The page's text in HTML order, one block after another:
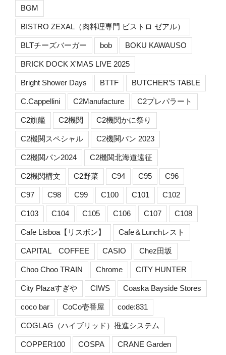
BGM
BISTRO ZEXAL（肉料理専門 ビストロ ゼアル）
BLTチーズバーガー bob BOKU KAWAUSO
BRICK DOCK X'MAS LIVE 2025
Bright Shower Days BTTF BUTCHER’S TABLE
C.Cappellini C2Manufacture C2プレパラート
C2旗艦 C2機関 C2機関かに祭り
C2機関スペシャル C2機関パン 2023
C2機関パン2024 C2機関北海道遠征
C2機関構文 C2野菜 C94 C95 C96
C97 C98 C99 C100 C101 C102
C103 C104 C105 C106 C107 C108
Cafe Lisboa【リスボン】 Cafe＆Lunchレスト
CAPITAL COFFEE CASIO Chez田坂
Choo Choo TRAIN Chrome CITY HUNTER
City Plazaすぎや CIWS Coaska Bayside Stores
coco bar CoCo壱番屋 code:831
COGLAG（ハイブリッド）推進システム
COPPER100 COSPA CRANE Garden